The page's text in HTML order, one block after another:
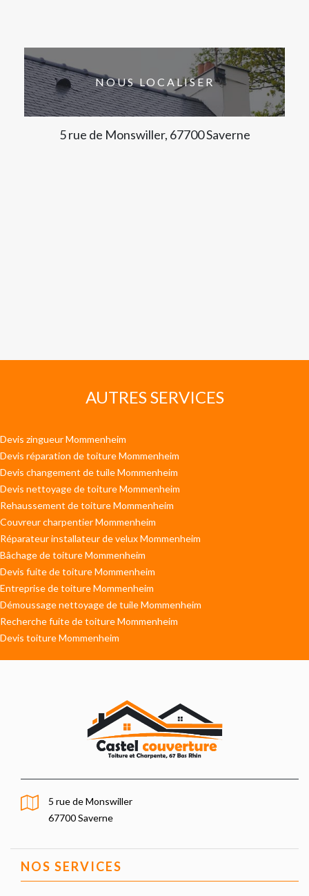
NOUS LOCALISER
5 rue de Monswiller, 67700 Saverne
AUTRES SERVICES
Devis zingueur Mommenheim
Devis réparation de toiture Mommenheim
Devis changement de tuile Mommenheim
Devis nettoyage de toiture Mommenheim
Rehaussement de toiture Mommenheim
Couvreur charpentier Mommenheim
Réparateur installateur de velux Mommenheim
Bâchage de toiture Mommenheim
Devis fuite de toiture Mommenheim
Entreprise de toiture Mommenheim
Démoussage nettoyage de tuile Mommenheim
Recherche fuite de toiture Mommenheim
Devis toiture Mommenheim
5 rue de Monswiller
67700 Saverne
NOS SERVICES